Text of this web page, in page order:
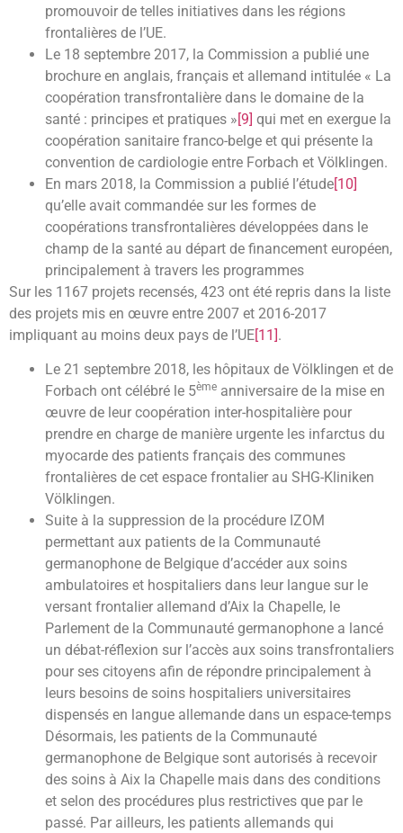
promouvoir de telles initiatives dans les régions
frontalières de l’UE.
Le 18 septembre 2017, la Commission a publié une
brochure en anglais, français et allemand intitulée « La
coopération transfrontalière dans le domaine de la
santé : principes et pratiques »[9] qui met en exergue la
coopération sanitaire franco-belge et qui présente la
convention de cardiologie entre Forbach et Völklingen.
En mars 2018, la Commission a publié l’étude[10]
qu’elle avait commandée sur les formes de
coopérations transfrontalières développées dans le
champ de la santé au départ de financement européen,
principalement à travers les programmes
Sur les 1167 projets recensés, 423 ont été repris dans la liste
des projets mis en œuvre entre 2007 et 2016-2017
impliquant au moins deux pays de l’UE[11].
Le 21 septembre 2018, les hôpitaux de Völklingen et de
Forbach ont célébré le 5ème anniversaire de la mise en
œuvre de leur coopération inter-hospitalière pour
prendre en charge de manière urgente les infarctus du
myocarde des patients français des communes
frontalières de cet espace frontalier au SHG-Kliniken
Völklingen.
Suite à la suppression de la procédure IZOM
permettant aux patients de la Communauté
germanophone de Belgique d’accéder aux soins
ambulatoires et hospitaliers dans leur langue sur le
versant frontalier allemand d’Aix la Chapelle, le
Parlement de la Communauté germanophone a lancé
un débat-réflexion sur l’accès aux soins transfrontaliers
pour ses citoyens afin de répondre principalement à
leurs besoins de soins hospitaliers universitaires
dispensés en langue allemande dans un espace-temps
Désormais, les patients de la Communauté
germanophone de Belgique sont autorisés à recevoir
des soins à Aix la Chapelle mais dans des conditions
et selon des procédures plus restrictives que par le
passé. Par ailleurs, les patients allemands qui